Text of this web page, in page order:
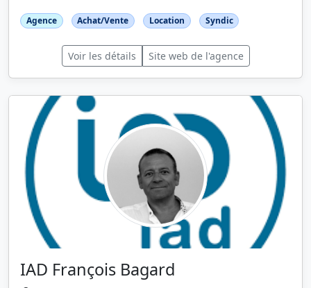
Agence Achat/Vente Location Syndic
Voir les détails Site web de l'agence
IAD François Bagard